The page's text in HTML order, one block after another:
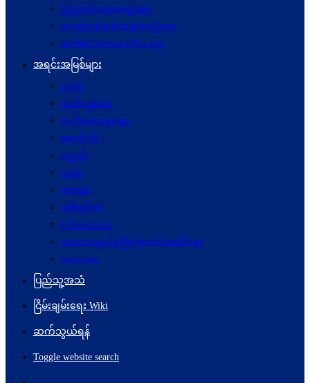
ပြည်တွင်းအဖွဲ့အစည်းများ
စေတနာ့ဝန်ထမ်းအဖွဲ့အစည်းများ
ဆက်စပ် Website URLs များ
အရင်းအမြစ်များ
ဥပဒေ
အသိပညာပေး
ဆက်စပ်စာအုပ်များ
ဆောင်းပါး
ဝတ္ထုတို
ကဗျာ
ကာတွန်း
အစီရင်ခံစာ
E-Newsletters
သုတေသနနှင့်ဖွံ့ဖြိုးတိုးတက်ရေးဆိုင်ရာ
Acronyms
ပြည်သူ့အသံ
ငြိမ်းချမ်းရေး Wiki
ဆက်သွယ်ရန်
Toggle website search